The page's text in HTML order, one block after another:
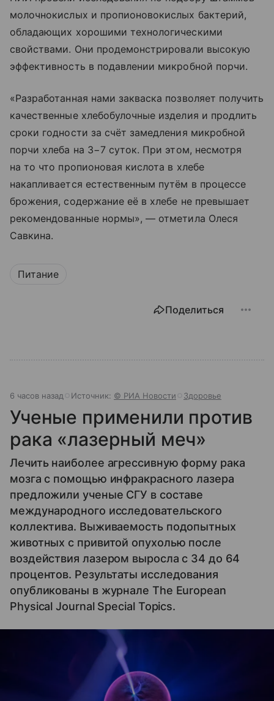
молочнокислых и пропионовокислых бактерий,
обладающих хорошими технологическими
свойствами. Они продемонстрировали высокую
эффективность в подавлении микробной порчи.
«Разработанная нами закваска позволяет получить
качественные хлебобулочные изделия и продлить
сроки годности за счёт замедления микробной
порчи хлеба на 3−7 суток. При этом, несмотря
на то что пропионовая кислота в хлебе
накапливается естественным путём в процессе
брожения, содержание её в хлебе не превышает
рекомендованные нормы», — отметила Олеся
Савкина.
Питание
Поделиться
6 часов назад Источник: © РИА Новости Здоровье
Ученые применили против
рака «лазерный меч»
Лечить наиболее агрессивную форму рака
мозга с помощью инфракрасного лазера
предложили ученые СГУ в составе
международного исследовательского
коллектива. Выживаемость подопытных
животных с привитой опухолью после
воздействия лазером выросла с 34 до 64
процентов. Результаты исследования
опубликованы в журнале The European
Physical Journal Special Topics.